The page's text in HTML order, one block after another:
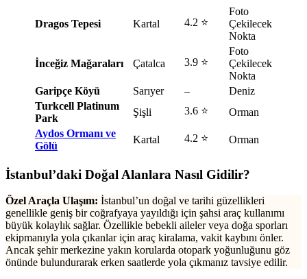
Dragos Tepesi Kartal 4.2 ⭐
Foto
Çekilecek
Nokta
İnceğiz Mağaraları Çatalca 3.9 ⭐
Foto
Çekilecek
Nokta
Garipçe Köyü
Sarıyer –
Deniz
Turkcell Platinum
Park
Şişli 3.6 ⭐
Orman
Aydos Ormanı ve
Gölü
Kartal 4.2 ⭐ Orman
İstanbul’daki Doğal Alanlara Nasıl Gidilir?
Özel Araçla Ulaşım: İstanbul’un doğal ve tarihi güzellikleri
genellikle geniş bir coğrafyaya yayıldığı için şahsi araç kullanımı
büyük kolaylık sağlar. Özellikle bebekli aileler veya doğa sporları
ekipmanıyla yola çıkanlar için araç kiralama, vakit kaybını önler.
Ancak şehir merkezine yakın korularda otopark yoğunluğunu göz
önünde bulundurarak erken saatlerde yola çıkmanız tavsiye edilir.